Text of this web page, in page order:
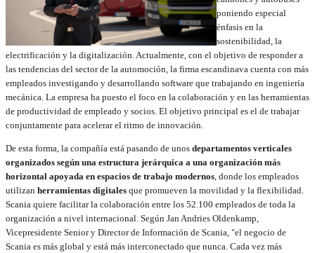
poniendo especial
énfasis en la
sostenibilidad, la
electrificación y la digitalización. Actualmente, con el objetivo de responder a
las tendencias del sector de la automoción, la firma escandinava cuenta con más
empleados investigando y desarrollando software que trabajando en ingeniería
mecánica. La empresa ha puesto el foco en la colaboración y en las herramientas
de productividad de empleado y socios. El objetivo principal es el de trabajar
conjuntamente para acelerar el ritmo de innovación.
De esta forma, la compañía está pasando de unos departamentos verticales
organizados según una estructura jerárquica a una organización más
horizontal apoyada en espacios de trabajo modernos, donde los empleados
utilizan herramientas digitales que promueven la movilidad y la flexibilidad.
Scania quiere facilitar la colaboración entre los 52.100 empleados de toda la
organización a nivel internacional. Según Jan Andries Oldenkamp,
Vicepresidente Senior y Director de Información de Scania, "el negocio de
Scania es más global y está más interconectado que nunca. Cada vez más